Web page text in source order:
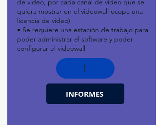
de video, por cada canal de video que se
quiera mostrar en el videowall ocupa una
licencia de video)
• Se requiere una estación de trabajo para
poder administrar el software y poder
configurar el videowall
1
INFORMES